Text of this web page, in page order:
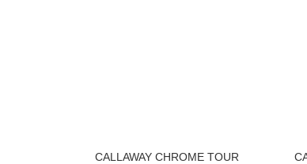
CALLAWAY CHROME TOUR